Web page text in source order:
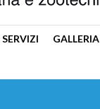
SERVIZI GALLERIA